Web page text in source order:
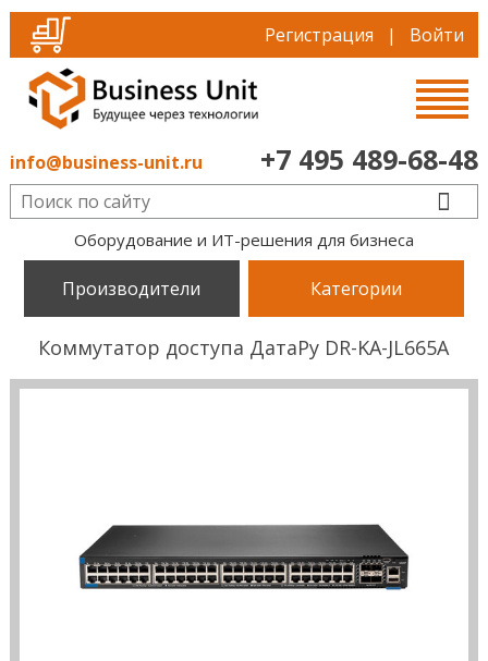
Регистрация | Войти
info@business-unit.ru +7 495 489-68-48
Оборудование и ИТ-решения для бизнеса
Производители Категории
Коммутатор доступа ДатаРу DR-KА-JL665A